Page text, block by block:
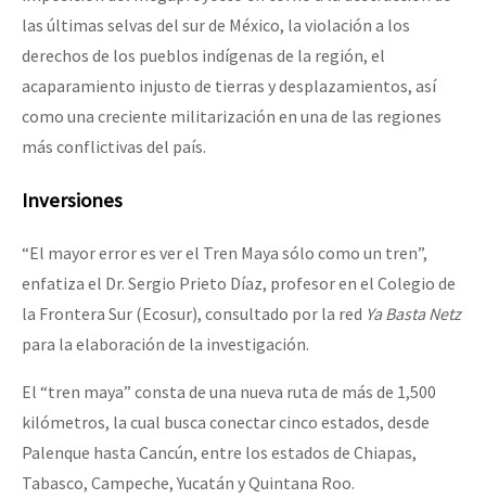
las últimas selvas del sur de México, la violación a los
derechos de los pueblos indígenas de la región, el
acaparamiento injusto de tierras y desplazamientos, así
como una creciente militarización en una de las regiones
más conflictivas del país.
Inversiones
“El mayor error es ver el Tren Maya sólo como un tren”,
enfatiza el Dr. Sergio Prieto Díaz, profesor en el Colegio de
la Frontera Sur (Ecosur), consultado por la red Ya Basta Netz
para la elaboración de la investigación.
El “tren maya” consta de una nueva ruta de más de 1,500
kilómetros, la cual busca conectar cinco estados, desde
Palenque hasta Cancún, entre los estados de Chiapas,
Tabasco, Campeche, Yucatán y Quintana Roo.